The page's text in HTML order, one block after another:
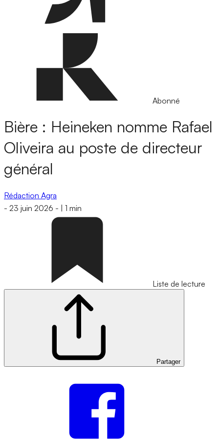
Abonné
Bière : Heineken nomme Rafael
Oliveira au poste de directeur
général
Rédaction Agra
- 23 juin 2026 - 1 min
Liste de lecture
Partager